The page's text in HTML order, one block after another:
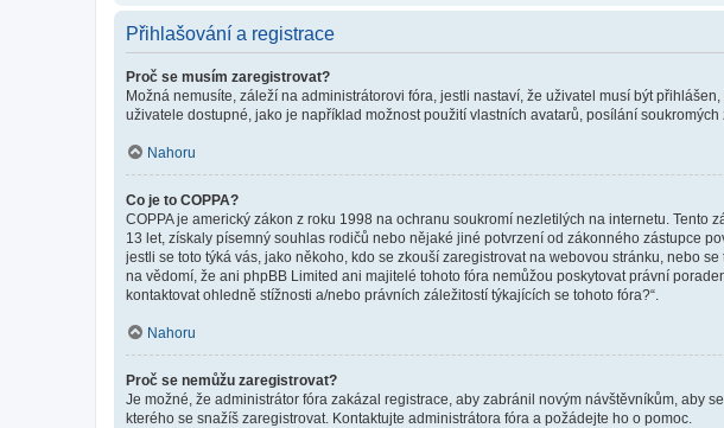
Přihlašování a registrace
Proč se musím zaregistrovat?
Možná nemusíte, záleží na administrátorovi fóra, jestli nastaví, že uživatel musí být
uživatele dostupné, jako je například možnost použití vlastních avatarů, posílání
Nahoru
Co je to COPPA?
COPPA je americký zákon z roku 1998 na ochranu soukromí nezletilých na internetu.
13 let, získaly písemný souhlas rodičů nebo nějaké jiné potvrzení od zákonného zástupce
jestli se toto týká vás, jako někoho, kdo se zkouší zaregistrovat na webovou stránku, nebo
na vědomí, že ani phpBB Limited ani majitelé tohoto fóra nemůžou poskytovat právní
kontaktovat ohledně stížnosti a/nebo právních záležitostí týkajících se tohoto fóra?“.
Nahoru
Proč se nemůžu zaregistrovat?
Je možné, že administrátor fóra zakázal registrace, aby zabránil novým návštěvníkům, aby
kterého se snažíš zaregistrovat. Kontaktujte administrátora fóra a požádejte ho o pomoc.